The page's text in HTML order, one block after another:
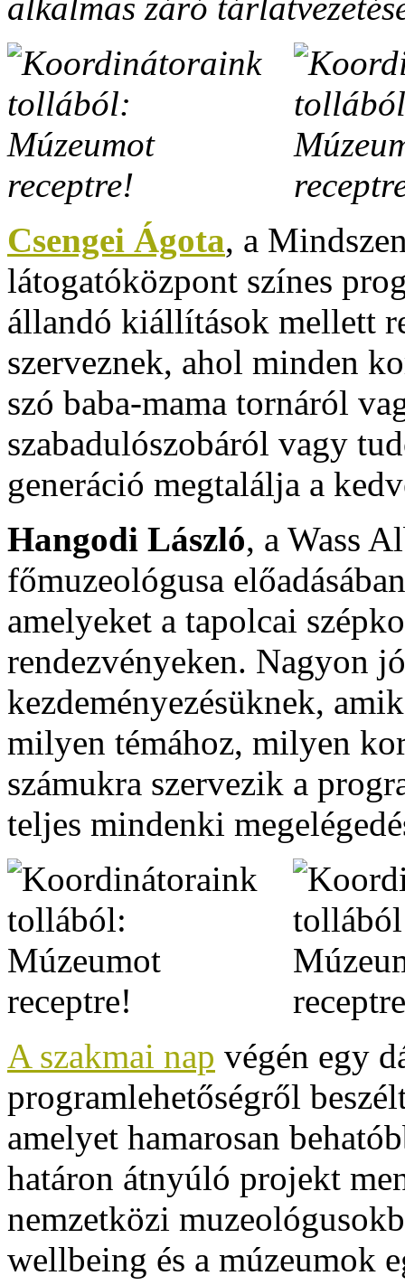
Csengei Ágota, a
látogatóközpont színes
állandó kiállítások mellett
szerveznek, ahol minden
szó baba-mama tornáról
szabadulószobáról vagy
generáció megtalálja a
Hangodi László, a Wass
főmuzeológusa
amelyeket a tapolcai
rendezvényeken. Nagyon
kezdeményezésüknek,
milyen témához, milyen
számukra szervezik a
teljes mindenki
A szakmai nap végén egy
programlehetőségről
amelyet hamarosan
határon átnyúló projekt
nemzetközi
wellbeing és a múzeumok